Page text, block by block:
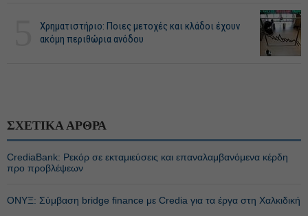
Χρηματιστήριο: Ποιες μετοχές και κλάδοι έχουν
ακόμη περιθώρια ανόδου
ΣΧΕΤΙΚΑ ΑΡΘΡΑ
CrediaBank: Ρεκόρ σε εκταμιεύσεις και επαναλαμβανόμενα κέρδη
προ προβλέψεων
ΟΝΥΞ: Σύμβαση bridge finance με Credia για τα έργα στη Χαλκιδική